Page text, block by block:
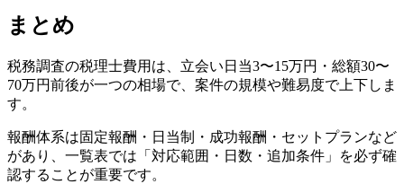
まとめ
税務調査の税理士費用は、立会い日当3〜15万円・総額30〜
70万円前後が一つの相場で、案件の規模や難易度で上下しま
す。
報酬体系は固定報酬・日当制・成功報酬・セットプランなど
があり、一覧表では「対応範囲・日数・追加条件」を必ず確
認することが重要です。